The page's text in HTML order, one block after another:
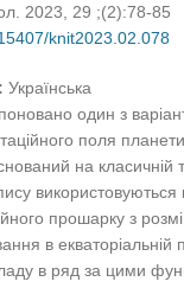
2023, 29 ;(2):78-85
knit2023.02.078
Українська
один з
поля
на класичній
використовуються
прошарку з
в екваторіальній
в ряд за цими